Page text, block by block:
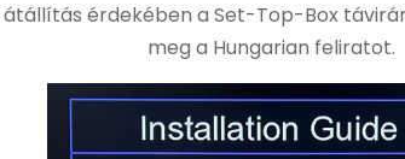
érdekében a Set-Top-Box
meg a Hungarian feliratot.